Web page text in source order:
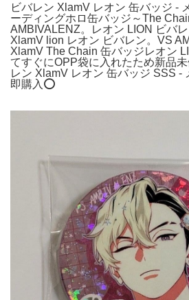
ビバレン XlamV レオン 缶バッジ -
ーディングホロ缶バッジ～The
AMBIVALENZ。レオン LION ビバ
XlamV lion レオン ビバレン。VS
XlamV The Chain 缶バッジレオン
てすぐにOPP袋に入れたため新品
レン XlamV レオン 缶バッジ SSS -
即購入⭕️